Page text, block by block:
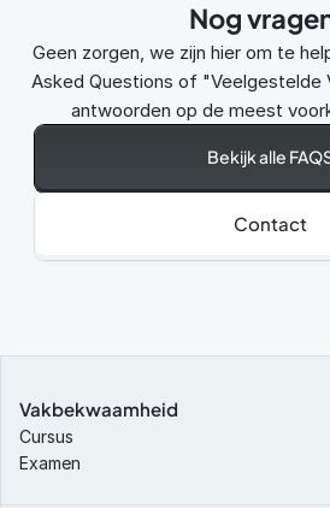
Nog
Geen zorgen, we zijn hier om te
Asked Questions of "Veelgestelde
antwoorden op de meest
Bekijk alle
Contact
Vakbekwaamheid
Cursus
Examen